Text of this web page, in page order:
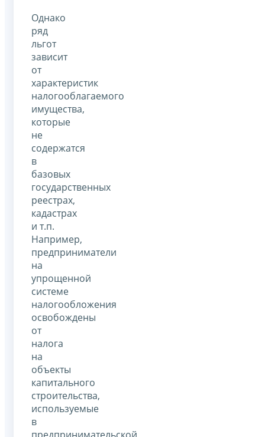
Однако
ряд
льгот
зависит
от
характеристик
налогооблагаемого
имущества,
которые
не
содержатся
в
базовых
государственных
реестрах,
кадастрах
и т.п.
Например,
предприниматели
на
упрощенной
системе
налогообложения
освобождены
от
налога
на
объекты
капитального
строительства,
используемые
в
предпринимательской